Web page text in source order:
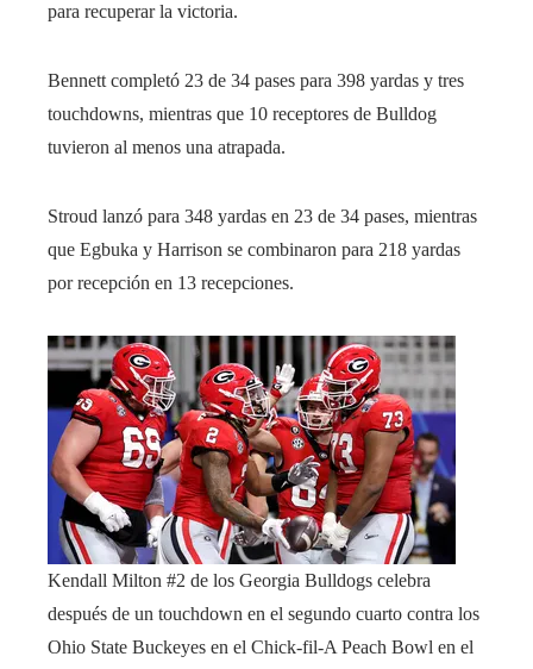
para recuperar la victoria.
Bennett completó 23 de 34 pases para 398 yardas y tres
touchdowns, mientras que 10 receptores de Bulldog
tuvieron al menos una atrapada.
Stroud lanzó para 348 yardas en 23 de 34 pases, mientras
que Egbuka y Harrison se combinaron para 218 yardas
por recepción en 13 recepciones.
Kendall Milton #2 de los Georgia Bulldogs celebra
después de un touchdown en el segundo cuarto contra los
Ohio State Buckeyes en el Chick-fil-A Peach Bowl en el